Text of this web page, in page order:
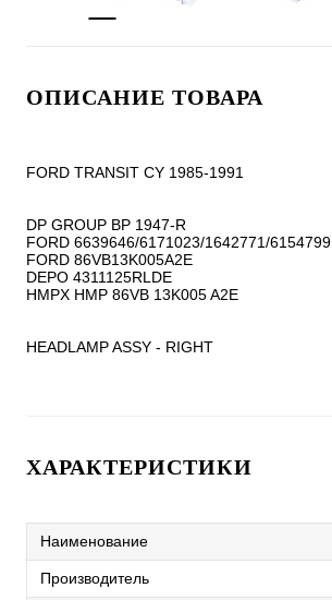
ОПИСАНИЕ ТОВАРА
FORD TRANSIT CY 1985-1991
DP GROUP BP 1947-R
FORD 6639646/6171023/1642771/6154799
FORD 86VB13K005A2E
DEPO 4311125RLDE
HMPX HMP 86VB 13K005 A2E
HEADLAMP ASSY - RIGHT
ХАРАКТЕРИСТИКИ
Наименование
Производитель